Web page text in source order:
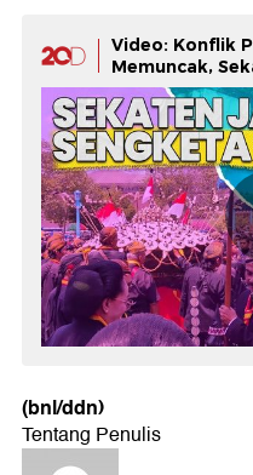
Video: Konflik
Memuncak,
(bnl/ddn)